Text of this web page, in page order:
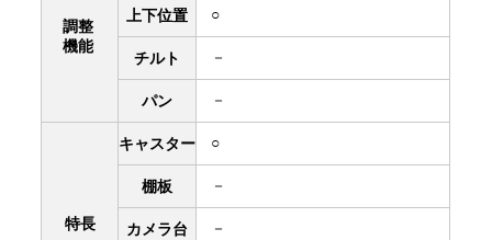
調整
機能
上下位置 ○
チルト －
パン －
特長
キャスター ○
棚板 －
カメラ台 －